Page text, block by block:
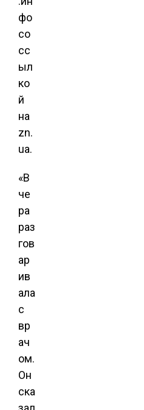
фо
со
сс
ыл
ко
й
на
zn.
ua.
«В
че
ра
раз
гов
ар
ив
ала
с
вр
ач
ом.
Он
ска